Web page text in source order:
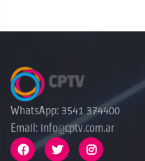
WhatsApp: 3541 374400
Email: info@cptv.com.ar